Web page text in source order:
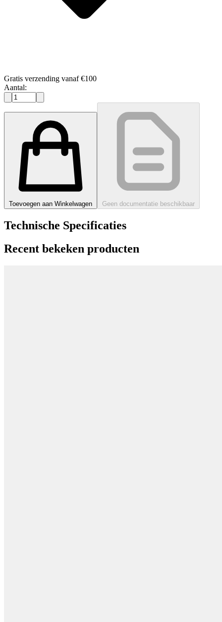
Gratis verzending vanaf €100
Aantal:
Toevoegen aan Winkelwagen Geen documentatie beschikbaar
Technische Specificaties
Recent bekeken producten